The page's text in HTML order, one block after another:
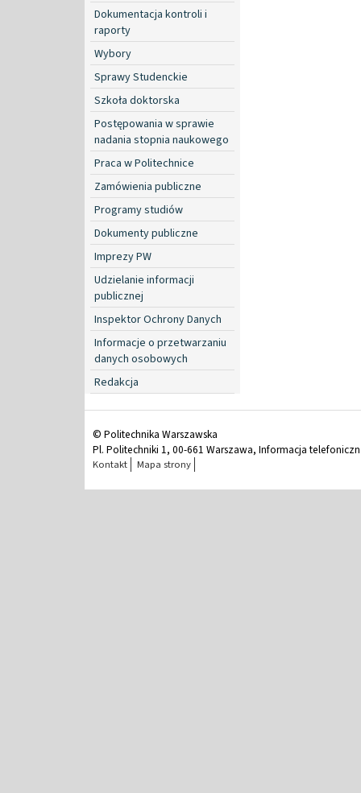
Dokumentacja kontroli i
raporty
Wybory
Sprawy Studenckie
Szkoła doktorska
Postępowania w sprawie
nadania stopnia naukowego
Praca w Politechnice
Zamówienia publiczne
Programy studiów
Dokumenty publiczne
Imprezy PW
Udzielanie informacji
publicznej
Inspektor Ochrony Danych
Informacje o przetwarzaniu
danych osobowych
Redakcja
© Politechnika Warszawska
Pl. Politechniki 1, 00-661 Warszawa, Informacja
Kontakt Mapa strony